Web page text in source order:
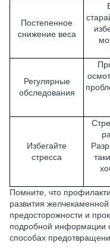
Постепенное
снижение веса
Регулярные
обследования
Избегайте
стресса
Помните, что
развития
предосторожности и
подробной информации
способах